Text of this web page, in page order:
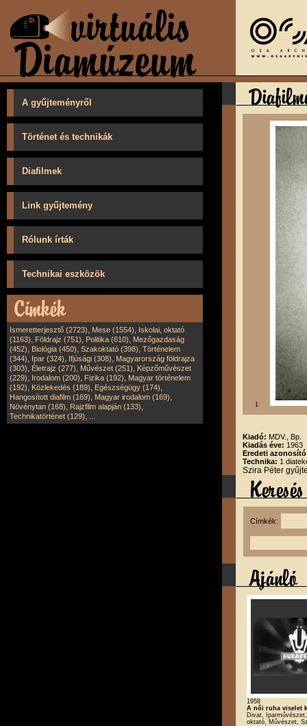
A gyűjteményről
Történet és technikák
Diafilmek
Link gyűjtemény
Rólunk írták
Technikai eszközök
Ismeretterjesztő (2723), Mese (1554), Iskolai, oktató
(1163), Földrajz (751), Politika (610), Mezőgazdaság
(452), Biológia (450), Szakoktató (398), Történelem
(344), Ipar (324), Ifjúsági (308), Magyarország földrajza
(303), Életrajz (277), Művészet (251), Képzőművészet
(229), Irodalom (200), Fizika (192), Magyar történelem
(192), Közlekedés (189), Egészségügy (174),
Hangosított diafilm (169), Magyar irodalom (169),
Növénytan (168), Rajzfilm alapján (133),
Technikatörténet (129),
1
Kiadó: MDV., Bp.
Kiadás éve: 1963
Eredeti
Technika: 1
Szira Péter
Címkék:
1958
A női ruha viselet
Divat,
oktató, Művészet,